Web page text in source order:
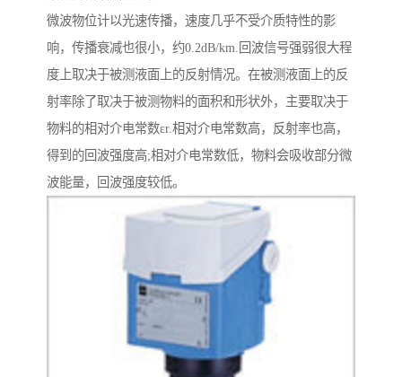
微波物位计以光速传播，速度几乎不受介质特性的影
响，传播衰减也很小，约0.2dB/km.回波信号强弱很大程
度上取决于被测液面上的反射情况。在被测液面上的反
射率除了取决于被测物料的面积和形状外，主要取决于
物料的相对介电常数εr.相对介电常数高，反射率也高，
得到的回波强度高;相对介电常数低，物料会吸收部分微
波能量，回波强度较低。